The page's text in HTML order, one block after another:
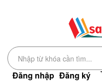
Đăng nhập Đăng ký